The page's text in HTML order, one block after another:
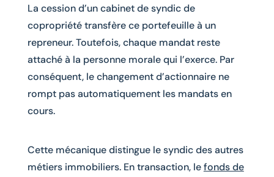
La cession d’un cabinet de syndic de
copropriété transfère ce portefeuille à un
repreneur. Toutefois, chaque mandat reste
attaché à la personne morale qui l’exerce. Par
conséquent, le changement d’actionnaire ne
rompt pas automatiquement les mandats en
cours.
Cette mécanique distingue le syndic des autres
métiers immobiliers. En transaction, lefonds de